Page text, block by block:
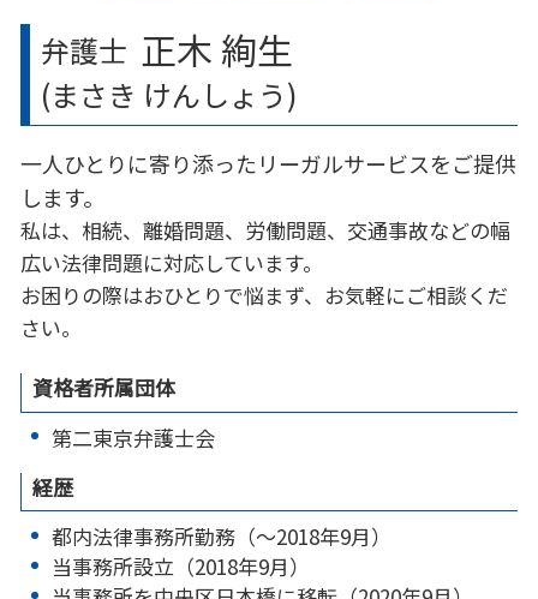
弁護士 正木 絢生
(まさき けんしょう)
一人ひとりに寄り添ったリーガルサービスをご提供
します。
私は、相続、離婚問題、労働問題、交通事故などの幅
広い法律問題に対応しています。
お困りの際はおひとりで悩まず、お気軽にご相談くだ
さい。
資格者所属団体
第二東京弁護士会
経歴
都内法律事務所勤務（～2018年9月）
当事務所設立（2018年9月）